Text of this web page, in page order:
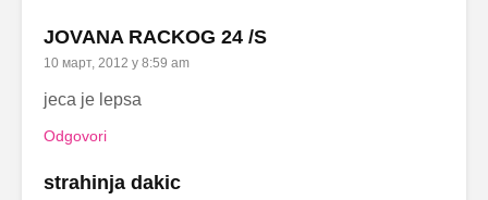
JOVANA RACKOG 24 /S
10 март, 2012 у 8:59 am
jeca je lepsa
Odgovori
strahinja dakic